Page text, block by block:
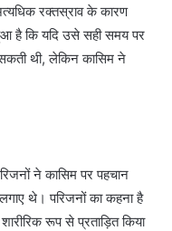
रक्तस्राव के कारण
है कि यदि उसे सही समय पर
थी, लेकिन कासिम ने
ने कासिम पर पहचान
थे। परिजनों का कहना है
रूप से प्रताड़ित किया